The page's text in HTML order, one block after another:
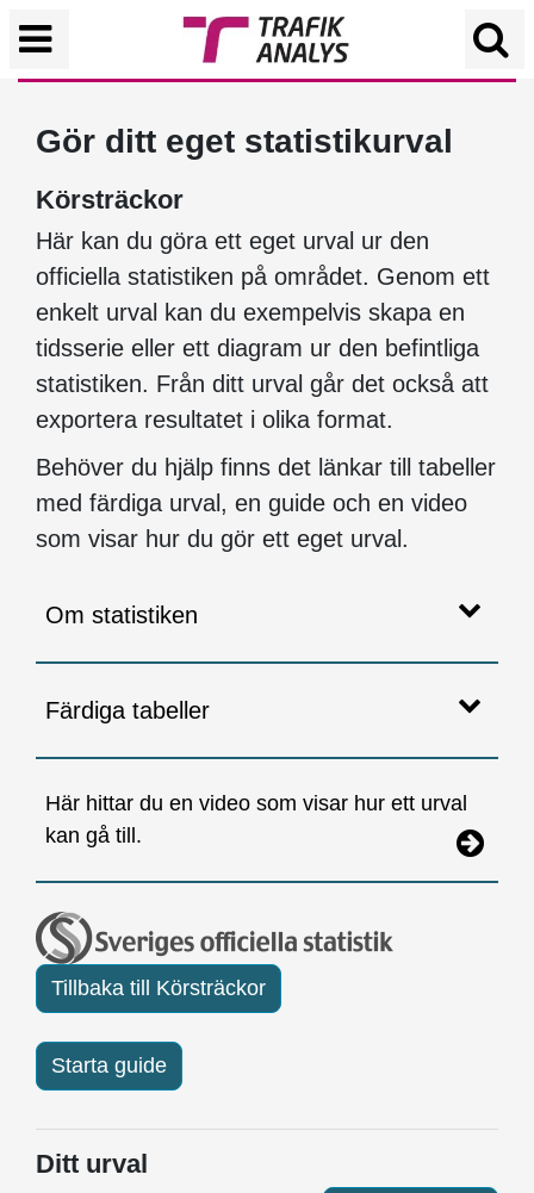
Gör ditt eget statistikurval
Körsträckor
Här kan du göra ett eget urval ur den
officiella statistiken på området. Genom ett
enkelt urval kan du exempelvis skapa en
tidsserie eller ett diagram ur den befintliga
statistiken. Från ditt urval går det också att
exportera resultatet i olika format.
Behöver du hjälp finns det länkar till tabeller
med färdiga urval, en guide och en video
som visar hur du gör ett eget urval.
Om statistiken
Färdiga tabeller
Här hittar du en video som visar hur ett urval
kan gå till.
Tillbaka till Körsträckor
Starta guide
Ditt urval